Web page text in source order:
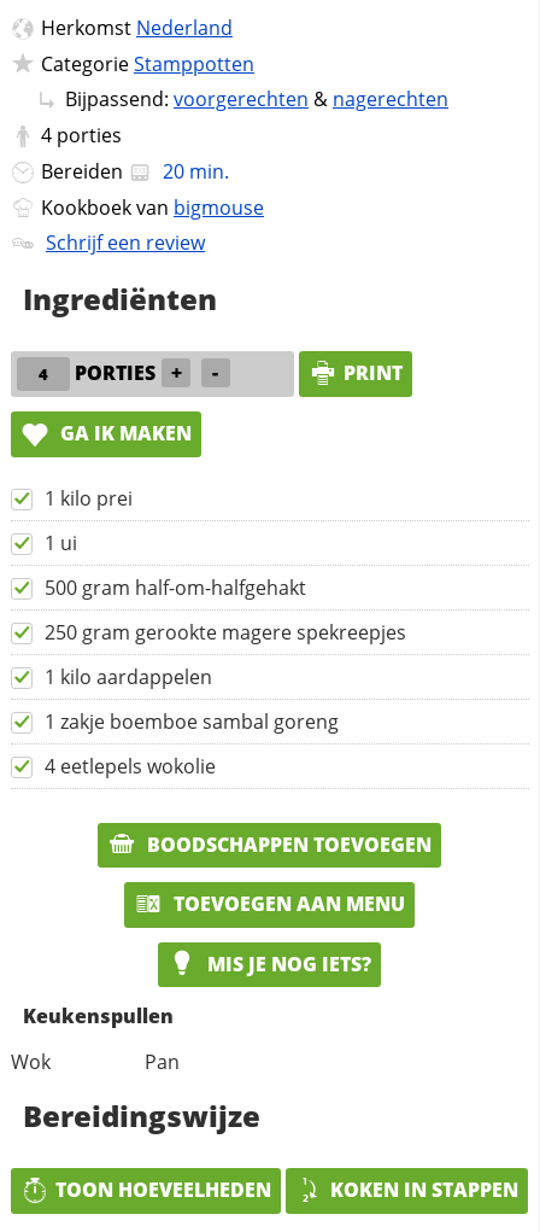
Herkomst Nederland
CategorieStamppotten
Bijpassend: voorgerechten & nagerechten
4 porties
Bereiden
20 min.
Kookboek van bigmouse
Schrijf een review
Ingrediënten
PORTIES + - PRINT
GA IK MAKEN
1 kilo prei
1 ui
500 gram half-om-halfgehakt
250 gram gerookte magere spekreepjes
1 kilo aardappelen
1 zakje boemboe sambal goreng
4 eetlepels wokolie
BOODSCHAPPEN TOEVOEGEN
TOEVOEGEN AAN MENU
MIS JE NOG IETS?
Keukenspullen
Wok
Pan
Bereidingswijze
TOON HOEVEELHEDEN KOKEN IN STAPPEN